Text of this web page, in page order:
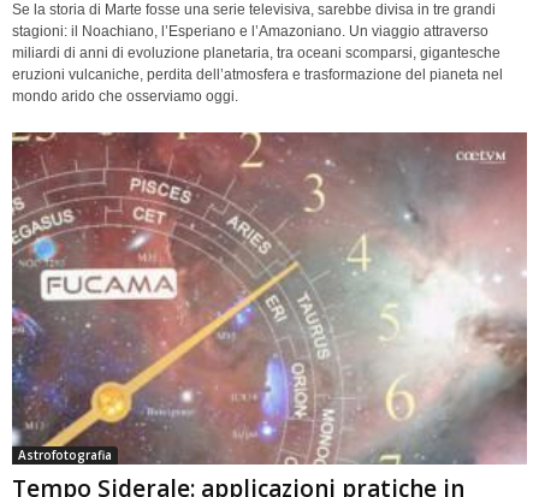
Se la storia di Marte fosse una serie televisiva, sarebbe divisa in tre grandi
stagioni: il Noachiano, l’Esperiano e l’Amazoniano. Un viaggio attraverso
miliardi di anni di evoluzione planetaria, tra oceani scomparsi, gigantesche
eruzioni vulcaniche, perdita dell’atmosfera e trasformazione del pianeta nel
mondo arido che osserviamo oggi.
Astrofotografia
Tempo Siderale: applicazioni pratiche in